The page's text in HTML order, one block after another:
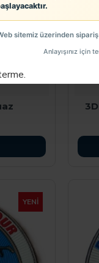
sitemiz üzerinden
Anlayışınız için
YENI